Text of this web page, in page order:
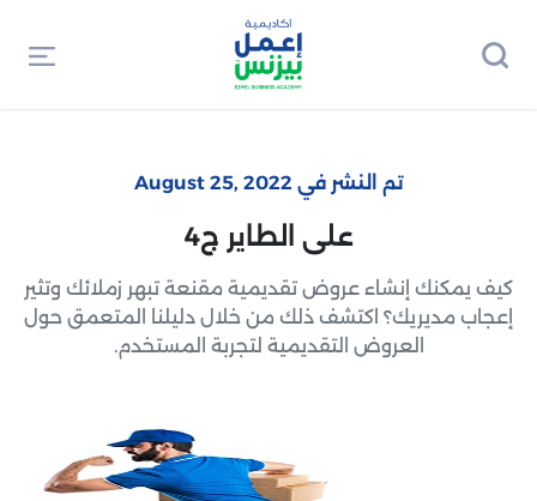
تم النشر في August 25, 2022
على الطاير ج4
كيف يمكنك إنشاء عروض تقديمية مقنعة تبهر زملائك وتثير
إعجاب مديريك؟ اكتشف ذلك من خلال دليلنا المتعمق حول
العروض التقديمية لتجربة المستخدم.